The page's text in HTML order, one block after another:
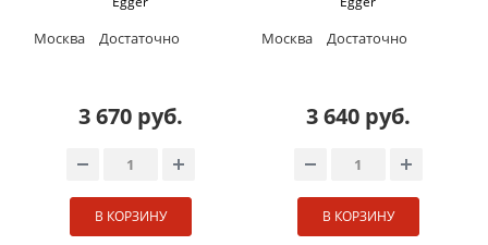
Москва Достаточно
3 670 руб.
В КОРЗИНУ
Москва Достаточно
3 640 руб.
В КОРЗИНУ